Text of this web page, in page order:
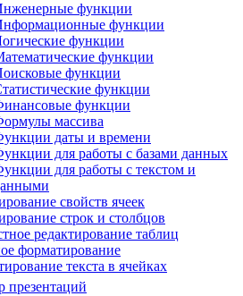
функции
функции
функции
функции
функции
функции
функции
массива
даты и времени
для работы с базами данных
для работы с текстом и
свойств ячеек
строк и столбцов
редактирование таблиц
форматирование
текста в ячейках
презентаций